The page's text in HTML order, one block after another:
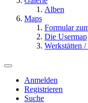
Alben
Maps
Formular
Die Usermap
Werkstätten
Anmelden
Registrieren
Suche